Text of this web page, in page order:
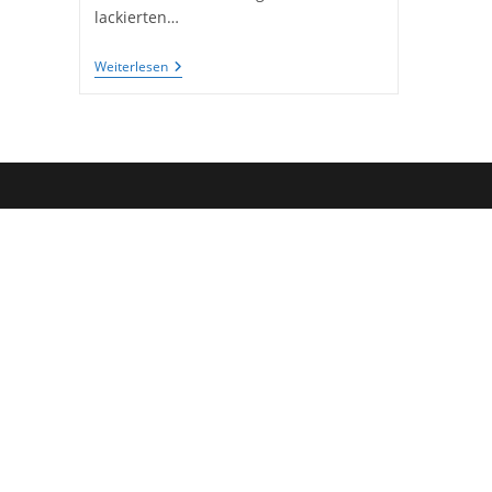
lackierten…
WeiterlesenUnser
Schöner